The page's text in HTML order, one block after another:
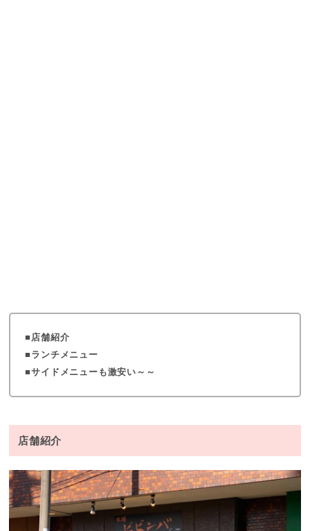
店舗紹介
ランチメニュー
サイドメニューも激安い～～
店舗紹介